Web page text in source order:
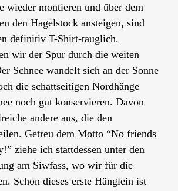
wieder montieren und über dem
den Hagelstock ansteigen, sind
definitiv T-Shirt-tauglich.
wir der Spur durch die weiten
Schnee wandelt sich an der Sonne
die schattseitigen Nordhänge
noch gut konservieren. Davon
andere aus, die den
Getreu dem Motto “No friends
ziehe ich stattdessen unter den
am Siwfass, wo wir für die
Schon dieses erste Hänglein ist